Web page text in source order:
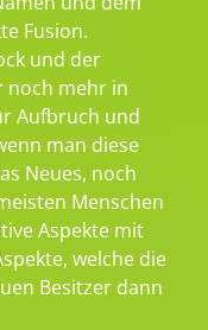
Fusion.
und der
noch mehr in
Aufbruch und
man diese
Neues, noch
Menschen
Aspekte mit
welche die
Besitzer dann